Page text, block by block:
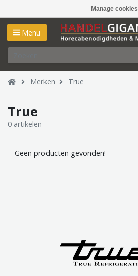
Manage cookies
Menu
Merken True
True
0 artikelen
Geen producten gevonden!